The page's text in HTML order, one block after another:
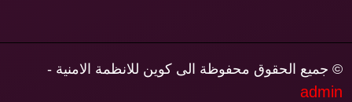
© جميع الحقوق محفوظة الى كوين للانظمة الامنية -
admin